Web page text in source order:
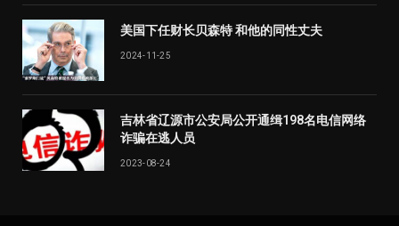
美国下任财长贝森特 和他的同性丈夫
2024-11-25
吉林省辽源市公安局公开通缉198名电信网络
诈骗在逃人员
2023-08-24